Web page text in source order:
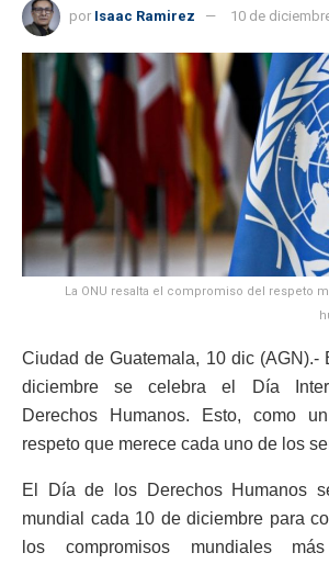
por Isaac Ramirez 10 de
La ONU resalta el compromiso del respeto
Ciudad de Guatemala, 10 dic (AGN).-
diciembre se celebra el Día
Derechos Humanos. Esto, como
respeto que merece cada uno de los
El Día de los Derechos Humanos
mundial cada 10 de diciembre para
los compromisos mundiales más